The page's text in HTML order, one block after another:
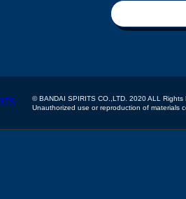
© BANDAI SPIRITS CO.,LTD. 2020 ALL Rights
Unauthorized use or reproduction of materials